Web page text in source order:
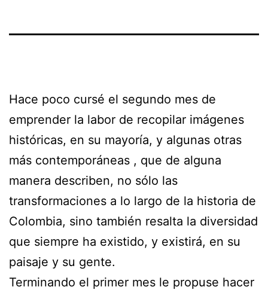
Hace poco cursé el segundo mes de
emprender la labor de recopilar imágenes
históricas, en su mayoría, y algunas otras
más contemporáneas , que de alguna
manera describen, no sólo las
transformaciones a lo largo de la historia de
Colombia, sino también resalta la diversidad
que siempre ha existido, y existirá, en su
paisaje y su gente.
Terminando el primer mes le propuse hacer